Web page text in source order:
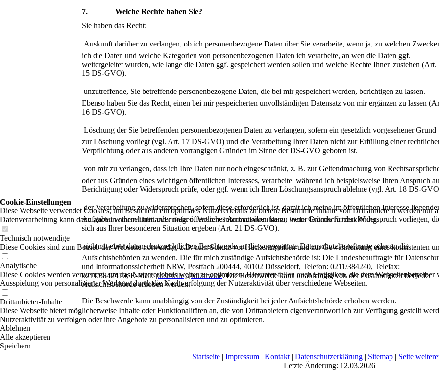
7. Welche Rechte haben Sie?
Sie haben das Recht:
Auskunft darüber zu verlangen, ob ich personenbezogene Daten über Sie verarbeite, wenn ja, zu welchen
ich die Daten und welche Kategorien von personenbezogenen Daten ich verarbeite, an wen die Daten ggf.
weitergeleitet wurden, wie lange die Daten ggf. gespeichert werden sollen und welche Rechte Ihnen zustehen (Art.
15 DS-GVO).
unzutreffende, Sie betreffende personenbezogene Daten, die bei mir gespeichert werden, berichtigen zu lassen.
Ebenso haben Sie das Recht, einen bei mir gespeicherten unvollständigen Datensatz von mir ergänzen zu lassen
16 DS-GVO).
Löschung der Sie betreffenden personenbezogenen Daten zu verlangen, sofern ein gesetzlich vorgesehener Grund
zur Löschung vorliegt (vgl. Art. 17 DS-GVO) und die Verarbeitung Ihrer Daten nicht zur Erfüllung einer
Verpflichtung oder aus anderen vorrangigen Gründen im Sinne der DS-GVO geboten ist.
von mir zu verlangen, dass ich Ihre Daten nur noch eingeschränkt, z. B. zur Geltendmachung von
oder aus Gründen eines wichtigen öffentlichen Interesses, verarbeite, während ich beispielsweise Ihren Anspruch
Berichtigung oder Widerspruch prüfe, oder ggf. wenn ich Ihren Löschungsanspruch ablehne (vgl. Art. 18 DS-
der Verarbeitung zu widersprechen, sofern diese erforderlich ist, damit ich meine im öffentlichen Interesse
Aufgaben wahrnehmen oder mein öffentliches Amt ausüben kann, wenn Gründe für den Widerspruch vorliegen,
sich aus Ihrer besonderen Situation ergeben (Art. 21 DS-GVO).
sich mit einer datenschutzrechtlichen Beschwerde an die vorgenannte Datenschutzbeauftragte oder an die
Aufsichtsbehörden zu wenden. Die für mich zuständige Aufsichtsbehörde ist: Die Landesbeauftragte für
und Informationssicherheit NRW, Postfach 200444, 40102 Düsseldorf, Telefon: 0211/384240, Telefax:
0211/3842410; E-Mail:poststelle@ldi.nrw.de. Die Beschwerde kann unabhängig von der Zuständigkeit bei jeder
Aufsichtsbehörde erhoben werden.
Die Beschwerde kann unabhängig von der Zuständigkeit bei jeder Aufsichtsbehörde erhoben werden.
Startseite| Impressum| Kontakt| Datenschutzerklärung| Sitemap| Seite
Letzte Änderung: 12.03.2026
Cookie-Einstellungen
Diese Webseite verwendet Cookies, um Besuchern ein optimales Nutzererlebnis zu bieten. Bestimmte Inhalte von Drittanbietern werden nur
Datenverarbeitung kann dann auch in einem Drittland erfolgen. Weitere Informationen hierzu in der Datenschutzerklärung.
Technisch notwendige
Diese Cookies sind zum Betrieb der Webseite notwendig, z.B. zum Schutz vor Hackerangriffen und zur Gewährleistung eines konsistenten
Analytische
Diese Cookies werden verwendet, um das Nutzererlebnis weiter zu optimieren. Hierunter fallen auch Statistiken, die dem
Ausspielung von personalisierter Werbung durch die Nachverfolgung der Nutzeraktivität über verschiedene Webseiten.
Drittanbieter-Inhalte
Diese Webseite bietet möglicherweise Inhalte oder Funktionalitäten an, die von Drittanbietern eigenverantwortlich zur Verfügung gestellt
Nutzeraktivität zu verfolgen oder ihre Angebote zu personalisieren und zu optimieren.
Ablehnen
Alle akzeptieren
Speichern